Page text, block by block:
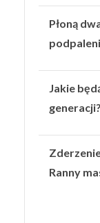
Płoną
Jakie
Ranny